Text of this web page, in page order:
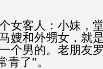
女客人：小妹，
嫂和外甥女，就
个男的。老朋友
青了”。